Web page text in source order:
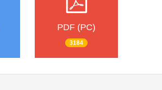
PDF (PC)
3184